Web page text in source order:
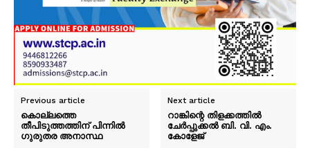
Previous article
കൊല്ലത്തെ
തീപിടുത്തത്തിന് പിന്നിൽ
ഗുരുതര അനാസ്ഥ
Next article
റാങ്കിന്റെ തിളക്കത്തിൽ
ചേർപ്പുക്കൽ ബി. വി. എം.
കോളേജ്